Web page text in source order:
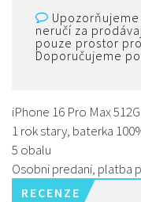
neručí za
pouze prostor
Doporučujeme
iPhone 16 Pro Max
1 rok stary, baterka
5 obalu
Osobni predani, platba
RECENZE